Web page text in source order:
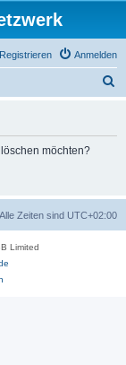
Anmelden
Registrieren
möchten?
Alle Zeiten sind UTC+02:00
Limited